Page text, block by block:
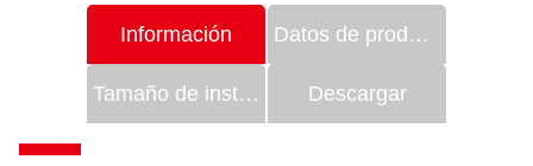
Información Datos de productos
Tamaño de instalación Descargar